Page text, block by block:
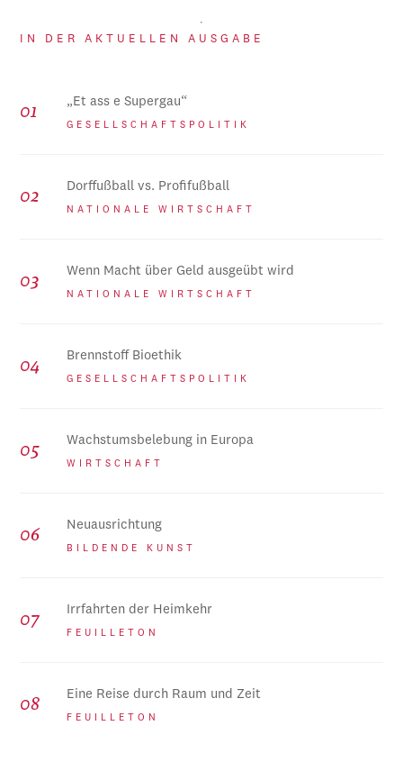
IN DER AKTUELLEN AUSGABE
„Et ass e Supergau“
GESELLSCHAFTSPOLITIK
Dorffußball vs. Profifußball
NATIONALE WIRTSCHAFT
Wenn Macht über Geld ausgeübt wird
NATIONALE WIRTSCHAFT
Brennstoff Bioethik
GESELLSCHAFTSPOLITIK
Wachstumsbelebung in Europa
WIRTSCHAFT
Neuausrichtung
BILDENDE KUNST
Irrfahrten der Heimkehr
FEUILLETON
Eine Reise durch Raum und Zeit
FEUILLETON